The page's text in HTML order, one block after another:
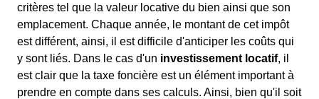
critères tel que la valeur locative du bien ainsi que son
emplacement. Chaque année, le montant de cet impôt
est différent, ainsi, il est difficile d'anticiper les coûts qui
y sont liés. Dans le cas d'un investissement locatif, il
est clair que la taxe foncière est un élément important à
prendre en compte dans ses calculs. Ainsi, bien qu'il soit